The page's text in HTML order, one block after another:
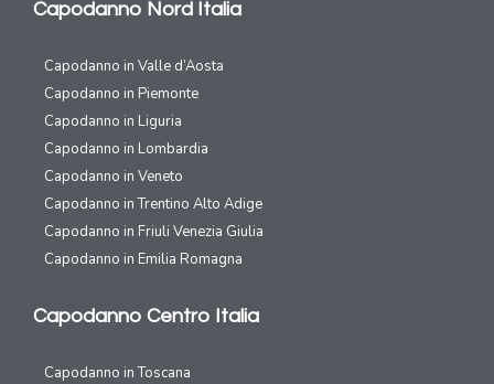
Capodanno Nord Italia
Capodanno in Valle d’Aosta
Capodanno in Piemonte
Capodanno in Liguria
Capodanno in Lombardia
Capodanno in Veneto
Capodanno in Trentino Alto Adige
Capodanno in Friuli Venezia Giulia
Capodanno in Emilia Romagna
Capodanno Centro Italia
Capodanno in Toscana